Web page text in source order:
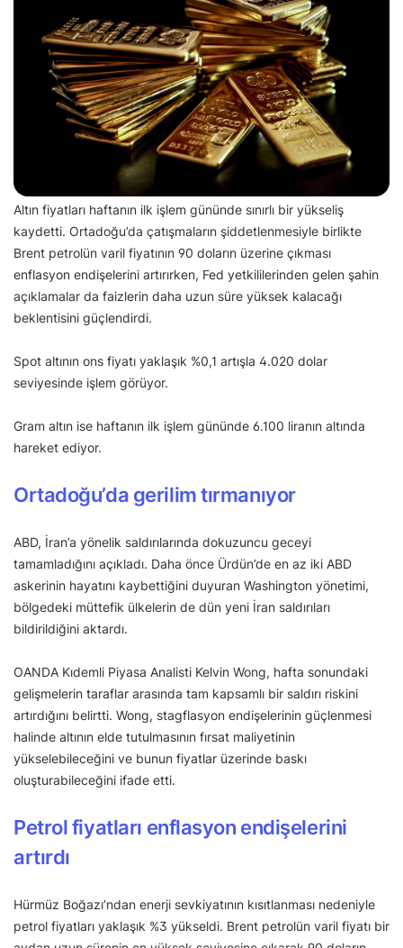
Altın fiyatları haftanın ilk işlem gününde sınırlı bir yükseliş
kaydetti. Ortadoğu’da çatışmaların şiddetlenmesiyle birlikte
Brent petrolün varil fiyatının 90 doların üzerine çıkması
enflasyon endişelerini artırırken, Fed yetkililerinden gelen şahin
açıklamalar da faizlerin daha uzun süre yüksek kalacağı
beklentisini güçlendirdi.
Spot altının ons fiyatı yaklaşık %0,1 artışla 4.020 dolar
seviyesinde işlem görüyor.
Gram altın ise haftanın ilk işlem gününde 6.100 liranın altında
hareket ediyor.
Ortadoğu’da gerilim tırmanıyor
ABD, İran’a yönelik saldırılarında dokuzuncu geceyi
tamamladığını açıkladı. Daha önce Ürdün’de en az iki ABD
askerinin hayatını kaybettiğini duyuran Washington yönetimi,
bölgedeki müttefik ülkelerin de dün yeni İran saldırıları
bildirildiğini aktardı.
OANDA Kıdemli Piyasa Analisti Kelvin Wong, hafta sonundaki
gelişmelerin taraflar arasında tam kapsamlı bir saldırı riskini
artırdığını belirtti. Wong, stagflasyon endişelerinin güçlenmesi
halinde altının elde tutulmasının fırsat maliyetinin
yükselebileceğini ve bunun fiyatlar üzerinde baskı
oluşturabileceğini ifade etti.
Petrol fiyatları enflasyon endişelerini
artırdı
Hürmüz Boğazı’ndan enerji sevkiyatının kısıtlanması nedeniyle
petrol fiyatları yaklaşık %3 yükseldi. Brent petrolün varil fiyatı bir